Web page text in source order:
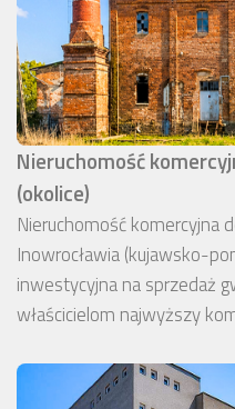
Nieruchomość
(okolice)
Nieruchomość komercyjna
Inowrocławia (kujawsko-
inwestycyjna na sprzedaż
właścicielom najwyższy